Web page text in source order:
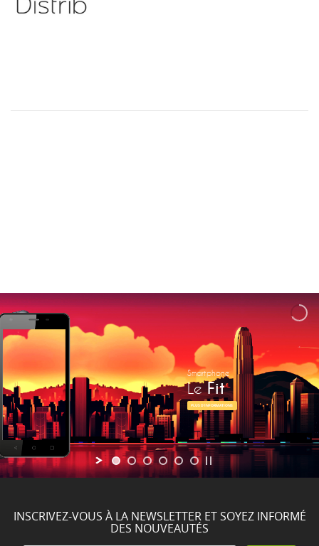
Smartphone
LeFit
PLUS D'INFORMATIONS
INSCRIVEZ-VOUS À LA NEWSLETTER ET SOYEZ INFORMÉ
DES NOUVEAUTÉS